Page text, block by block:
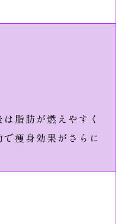
脂肪が燃えやすく
痩身効果がさらに